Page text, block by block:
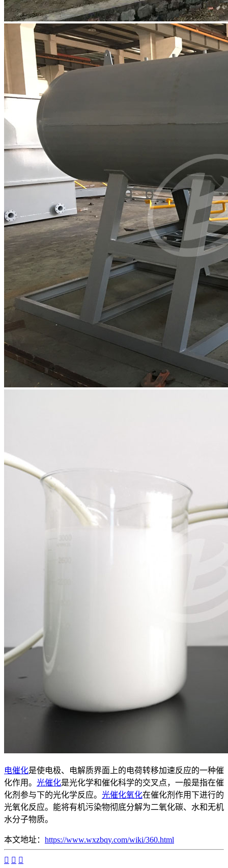
电催化是使电极、电解质界面上的电荷转移加速反应的一种催
化作用。 光催化是光化学和催化科学的交叉点，一般是指在催
化剂参与下的光化学反应。 光催化氧化在催化剂作用下进行的
光氧化反应。能将有机污染物彻底分解为二氧化碳、水和无机
水分子物质。
本文地址： https://www.wxzbqy.com/wiki/360.html
  